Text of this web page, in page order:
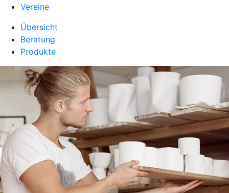
Vereine
Übersicht
Beratung
Produkte